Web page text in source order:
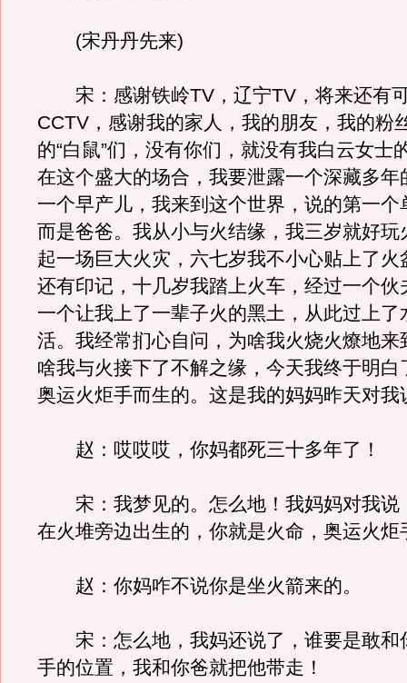
(宋丹丹先来)
宋：感谢铁岭TV，辽宁TV，将来还有
CCTV，感谢我的家人，我的朋友，我的粉
的“白鼠”们，没有你们，就没有我白云女士
在这个盛大的场合，我要泄露一个深藏多年
一个早产儿，我来到这个世界，说的第一个
而是爸爸。我从小与火结缘，我三岁就好玩
起一场巨大火灾，六七岁我不小心贴上了火
还有印记，十几岁我踏上火车，经过一个伙
一个让我上了一辈子火的黑土，从此过上了
活。我经常扪心自问，为啥我火烧火燎地来
啥我与火接下了不解之缘，今天我终于明白
奥运火炬手而生的。这是我的妈妈昨天对我
赵：哎哎哎，你妈都死三十多年了！
宋：我梦见的。怎么地！我妈妈对我说
在火堆旁边出生的，你就是火命，奥运火炬
赵：你妈咋不说你是坐火箭来的。
宋：怎么地，我妈还说了，谁要是敢和
手的位置，我和你爸就把他带走！